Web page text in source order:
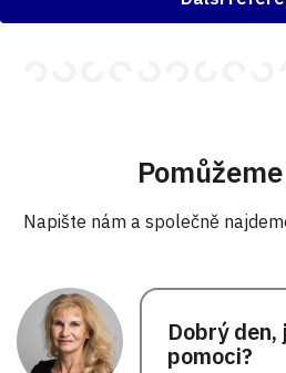
Napište nám a společně
Dobrý den,
pomoci?